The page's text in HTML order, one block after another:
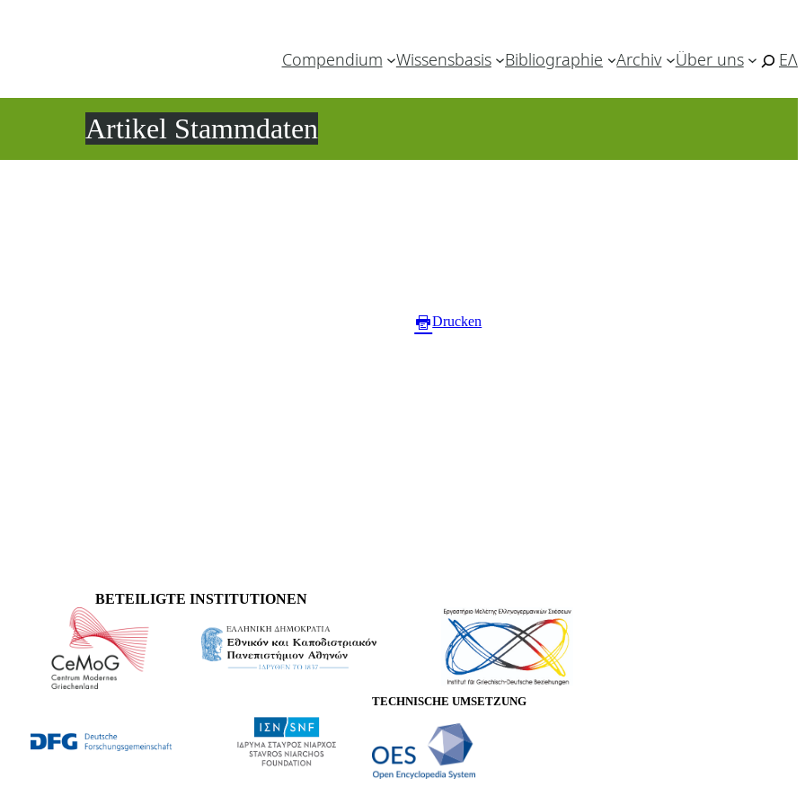
Compendium Wissensbasis Bibliographie Archiv Über uns ΕΛ
Artikel Stammdaten
Drucken
BETEILIGTE INSTITUTIONEN
TECHNISCHE UMSETZUNG